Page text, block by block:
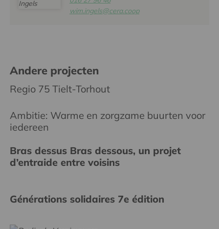
wim.ingels@cera.coop
Andere projecten
Regio 75 Tielt-Torhout
Ambitie: Warme en zorgzame buurten voor
iedereen
Bras dessus Bras dessous, un projet
d’entraide entre voisins
Générations solidaires 7e édition